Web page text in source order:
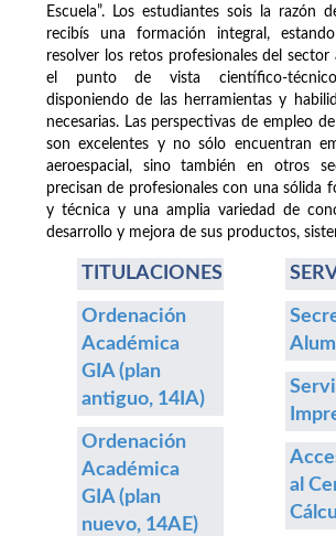
Escuela”. Los estudiantes sois la razón
recibís una formación integral,
resolver los retos profesionales del sector
el punto de vista científico-
disponiendo de las herramientas y
necesarias. Las perspectivas de empleo
son excelentes y no sólo encuentran
aeroespacial, sino también en otros
precisan de profesionales con una sólida
y técnica y una amplia variedad de
desarrollo y mejora de sus productos,
TITULACIONES
Ordenación
Académica
GIA (plan
antiguo, 14IA)
Ordenación
Académica
GIA (plan
nuevo, 14AE)
al